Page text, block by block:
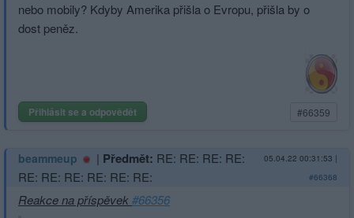
nebo mobily? Kdyby Amerika přišla o Evropu, přišla by o
dost peněz.
Přihlásit se a odpovědět #66359
beammeup | Předmět: RE: RE: RE: RE:
RE: RE: RE: RE: RE: RE:
05.04.22 00:31:53 |
#66368
Reakce na příspěvek#66356